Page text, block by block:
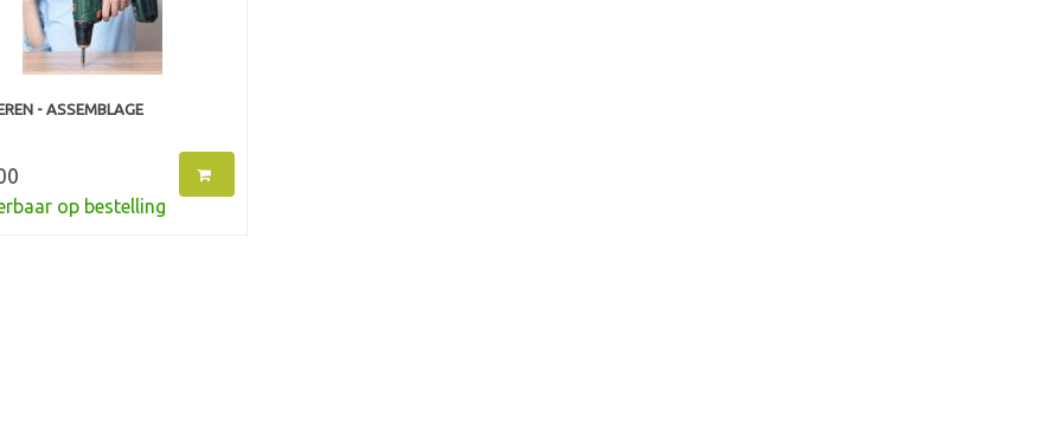
- ASSEMBLAGE
op bestelling